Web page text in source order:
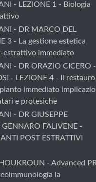
- LEZIONE 1 - Biologia
- DR MARCO DEL
3 - La gestione estetica
estrattivo immediato
- DR ORAZIO CICERO -
- LEZIONE 4 - Il restauro
immediato
e protesiche
- DR GIUSEPPE
GENNARO FALIVENE -
POST ESTRATTIVI
- Advanced
la